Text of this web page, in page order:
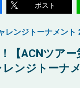
ポスト
レンジトーナメント
【ACNツアー
ンジトーナ